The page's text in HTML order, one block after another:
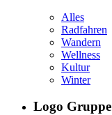
Alles
Radfahren
Wandern
Wellness
Kultur
Winter
Logo Gruppe